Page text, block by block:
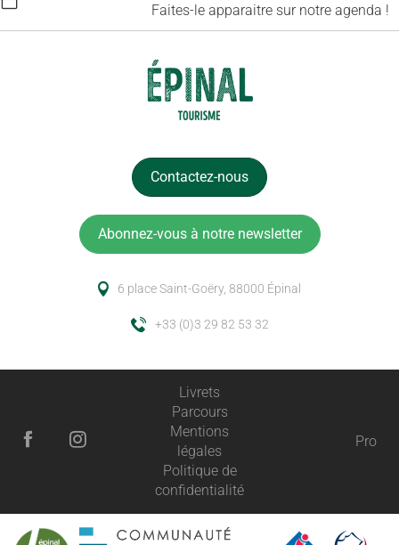
Faites-le apparaitre sur notre agenda !
Contactez-nous
Abonnez-vous à notre newsletter
6 place Saint-Goëry, 88000 Épinal
+33 (0)3 29 82 53 32
Livrets
Parcours
Mentions
légales
Politique de
confidentialité
Pro